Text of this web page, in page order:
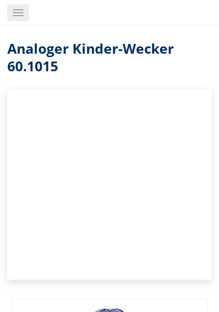
Toggle
Analoger Kinder-Wecker
60.1015